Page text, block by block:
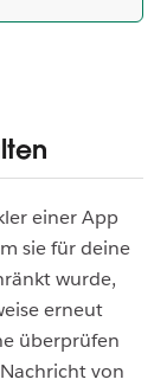
einer App
sie für deine
wurde,
erneut
überprüfen
von